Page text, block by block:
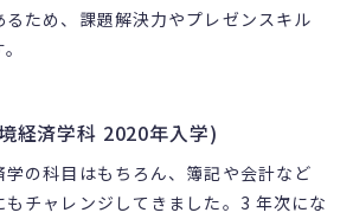
ため、課題解決力やプレゼンスキル
経済学科 2020年入学)
の科目はもちろん、簿記や会計など
チャレンジしてきました。3 年次にな